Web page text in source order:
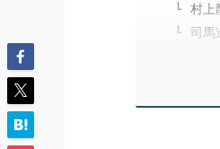
村上
司馬